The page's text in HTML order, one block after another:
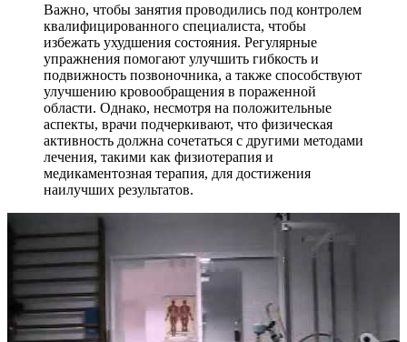
Важно, чтобы занятия проводились под контролем
квалифицированного специалиста, чтобы
избежать ухудшения состояния. Регулярные
упражнения помогают улучшить гибкость и
подвижность позвоночника, а также способствуют
улучшению кровообращения в пораженной
области. Однако, несмотря на положительные
аспекты, врачи подчеркивают, что физическая
активность должна сочетаться с другими методами
лечения, такими как физиотерапия и
медикаментозная терапия, для достижения
наилучших результатов.